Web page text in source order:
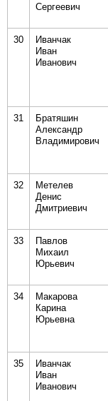
Сергеевич
30
Иванович
31
Владимирович
32
Дмитриевич
33
Юрьевич
34
Юрьевна
35
Иванович